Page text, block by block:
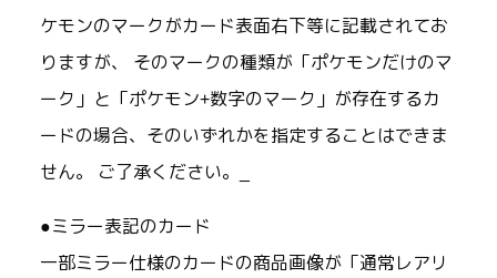
ケモンのマークがカード表面右下等に記載されてお
りますが、 そのマークの種類が「ポケモンだけのマ
ーク」と「ポケモン+数字のマーク」が存在するカ
ードの場合、そのいずれかを指定することはできま
せん。 ご了承ください。_
●ミラー表記のカード
一部ミラー仕様のカードの商品画像が「通常レアリ